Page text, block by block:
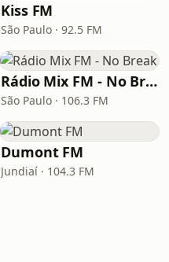
Kiss FM
São Paulo · 92.5 FM
Rádio Mix FM - No Break
São Paulo · 106.3 FM
Dumont FM
Jundiaí · 104.3 FM